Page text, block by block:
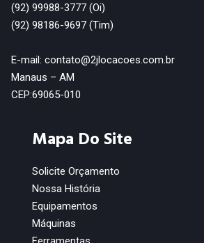
(92) 99988-3777 (Oi)
(92) 98186-9697 (Tim)
E-mail: contato@2jlocacoes.com.br
Manaus – AM
CEP:69065-010
Mapa Do Site
Solicite Orçamento
Nossa História
Equipamentos
Máquinas